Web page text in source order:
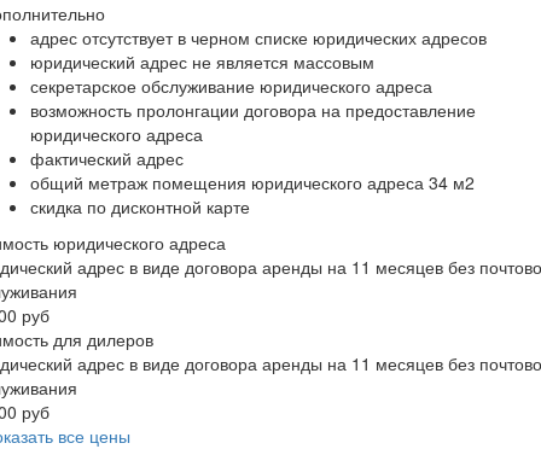
адрес отсутствует в черном списке юридических адресов
юридический адрес не является массовым
секретарское обслуживание юридического адреса
возможность пролонгации договора на предоставление
юридического адреса
фактический адрес
общий метраж помещения юридического адреса 34 м2
скидка по дисконтной карте
юридического адреса
адрес в виде договора аренды на 11 месяцев без
руб
для дилеров
адрес в виде договора аренды на 11 месяцев без
руб
все цены